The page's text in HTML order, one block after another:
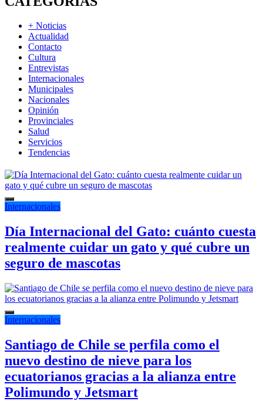
+ Noticias
Actualidad
Contacto
Cultura
Entrevistas
Internacionales
Municipales
Nacionales
Opinión
Provinciales
Salud
Servicios
Tendencias
Internacionales
Día Internacional del Gato: cuánto cuesta
realmente cuidar un gato y qué cubre un
seguro de mascotas
Internacionales
Santiago de Chile se perfila como el
nuevo destino de nieve para los
ecuatorianos gracias a la alianza entre
Polimundo y Jetsmart